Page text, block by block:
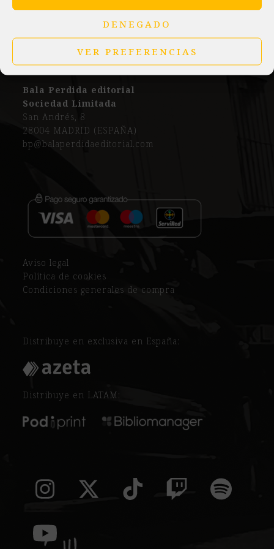
DENEGADO
VER PREFERENCIAS
Bala Perdida editorial
Sociedad Limitada
San Andrés, 8
28004 MADRID (ESPAÑA)
bp@balaperdidaeditorial.com
Aviso legal
Política de cookies
Condiciones generales de compra
Distribuye en exclusiva en España:
Distribuye en LATAM:
Instagram
TwitterTiktokTwitch